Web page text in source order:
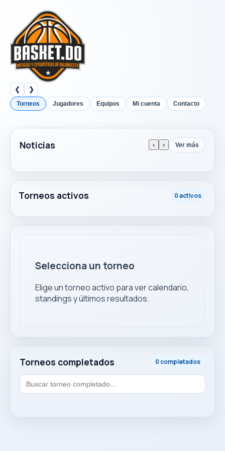
❮ ❯
Torneos Jugadores Equipos Mi cuenta Contacto
Noticias ‹ › Ver más
Torneos activos 0 activos
Torneos completados 0 completados
Selecciona un torneo
Elige un torneo activo para ver calendario,
standings y últimos resultados.